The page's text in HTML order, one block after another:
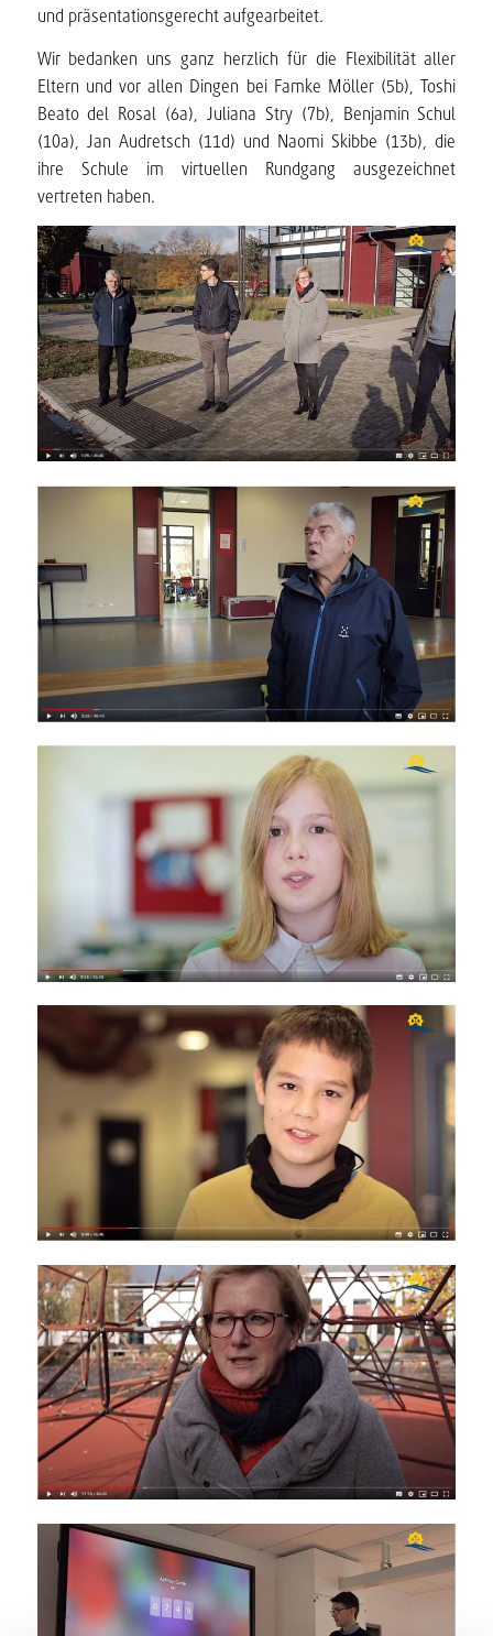
und präsentationsgerecht aufgearbeitet.
Wir bedanken uns ganz herzlich für die Flexibilität aller
Eltern und vor allen Dingen bei Famke Möller (5b), Toshi
Beato del Rosal (6a), Juliana Stry (7b), Benjamin Schul
(10a), Jan Audretsch (11d) und Naomi Skibbe (13b), die
ihre Schule im virtuellen Rundgang ausgezeichnet
vertreten haben.